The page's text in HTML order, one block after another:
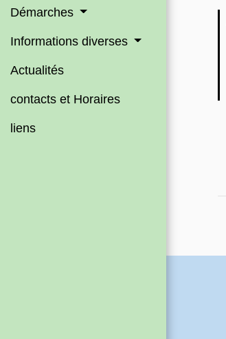
Démarches
Informations diverses
Actualités
contacts et Horaires
liens